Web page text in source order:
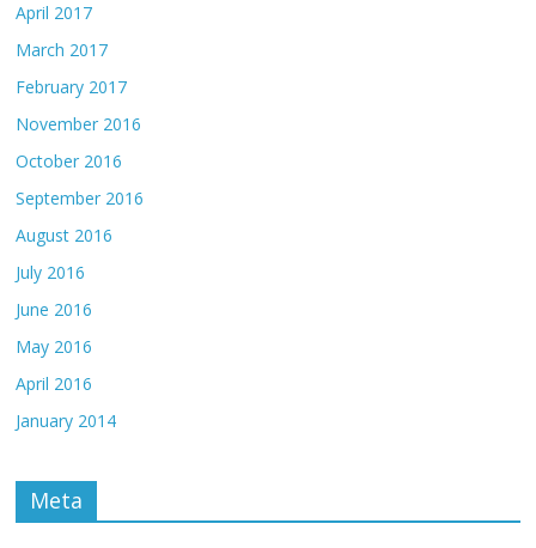
April 2017
March 2017
February 2017
November 2016
October 2016
September 2016
August 2016
July 2016
June 2016
May 2016
April 2016
January 2014
Meta